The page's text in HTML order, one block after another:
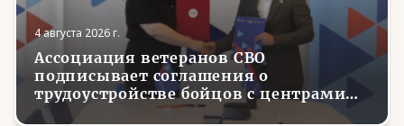
4 августа 2026 г.
Ассоциация ветеранов СВО
подписывает соглашения о
трудоустройстве бойцов с центрами
занятости в регионах России